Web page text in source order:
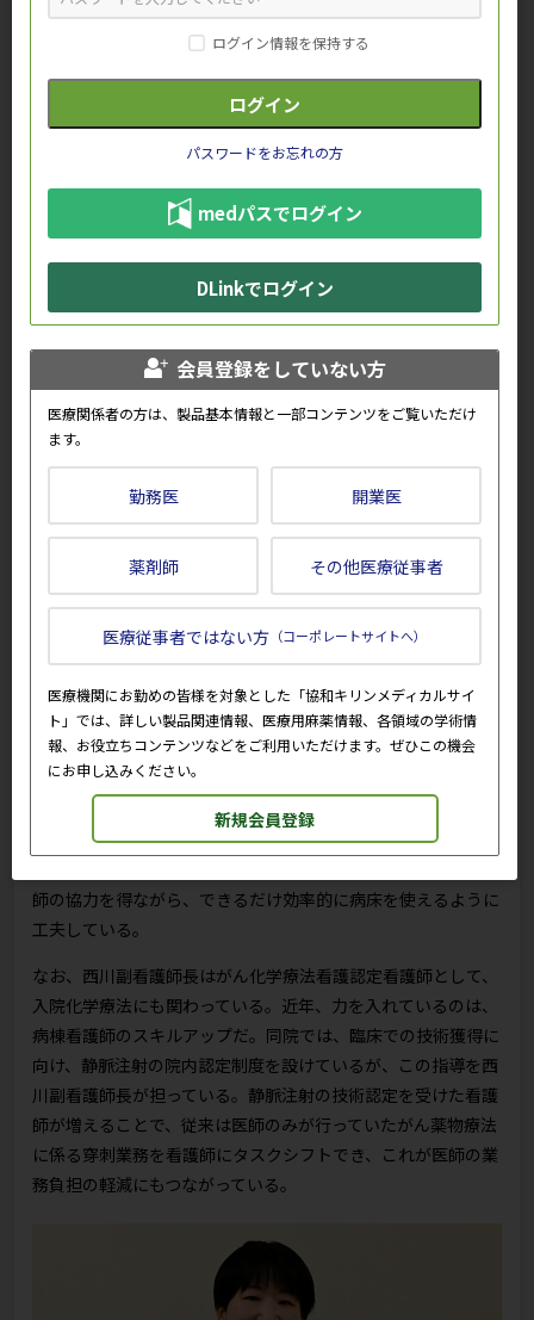
化学療法室両方に勤務し、いろいろなかたちで患者さんに関わ
ることで、一人ひとりの患者さんの治療の全体像を把握できる
のは、この仕組みの利点だと思います。専従看護師である私
は、前日に予約状況を確認し、投与中の注意や、症状マネジメ
ント、セルフマネジメント支援などで介入が必要かなどを患者
さんそれぞれについて確認し、必要であればあらかじめ計画を
立て、朝のミーティングで共有し、当日のスタッフとともに適
切に実施しています。近年は介助の必要な高齢患者さんなども
に看護師が付き添うなど、安全管理にも細心の注意を払ってい
ます」
薬剤師は、初めて外来化学療法を受ける患者や、内服の抗がん
剤を併用している患者などを対象に、外来化学療法室で服薬指
導を行っている。管理栄養士による栄養指導にも力を入れてお
り、2024年度からは、外来化学療法を受ける患者全員を対象
「食事に関する困りごとが生じる前に患者さんに知識を身につ
けていただくことで患者が食欲低下や味覚障害の対処ができ、
食事に関するニーズが満たせることを目指しています」と西川
副看護師長が言う。
外来化学療法の導入となる患者は1月あたり平均20名。全員対
象の栄養指導を開始して約半年になるが、西川副看護師長らは
成果に期待を寄せながら、患者へのアンケート調査なども進め
ている。
外来化学療法の件数は前述した通り、2023年度実績で5,645
件。14床の病床に対し1日平均24.4件と、1日2回転近く行って
いる計算だ。そのため所要時間の長い治療については朝一番か
師の協力を得ながら、できるだけ効率的に病床を使えるように
工夫している。
なお、西川副看護師長はがん化学療法看護認定看護師として、
入院化学療法にも関わっている。近年、力を入れているのは、
病棟看護師のスキルアップだ。同院では、臨床での技術獲得に
向け、静脈注射の院内認定制度を設けているが、この指導を西
川副看護師長が担っている。静脈注射の技術認定を受けた看護
師が増えることで、従来は医師のみが行っていたがん薬物療法
に係る穿刺業務を看護師にタスクシフトでき、これが医師の業
務負担の軽減にもつながっている。
会員登録をしていない方
医療関係者の方は、製品基本情報と一部コンテンツをご覧いただけ
ます。
勤務医 開業医
薬剤師 その他医療従事者
医療従事者ではない方 （コーポレートサイトへ）
医療機関にお勤めの皆様を対象とした「協和キリンメディカルサイ
ト」では、詳しい製品関連情報、医療用麻薬情報、各領域の学術情
報、お役立ちコンテンツなどをご利用いただけます。ぜひこの機会
にお申し込みください。
新規会員登録
ログイン情報を保持する
パスワードをお忘れの方
medパスでログイン
DLinkでログイン